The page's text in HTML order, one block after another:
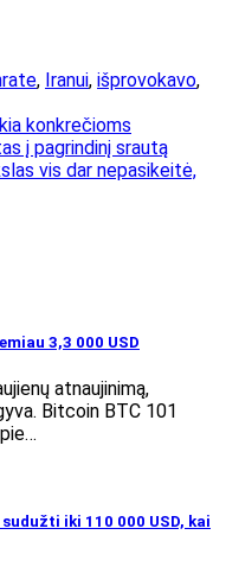
, Iranui, išprovokavo,
konkrečioms
į pagrindinį srautą
vis dar nepasikeitė,
3,3 000 USD
atnaujinimą,
Bitcoin BTC 101
iki 110 000 USD, kai